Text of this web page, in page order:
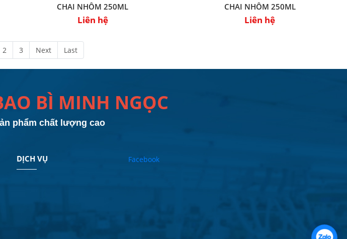
CHAI NHÔM 250ML
Liên hệ
CHAI NHÔM 250ML
Liên hệ
2 3 Next Last
BÌ MINH NGỌC
phẩm chất lượng cao
DỊCH VỤ Facebook